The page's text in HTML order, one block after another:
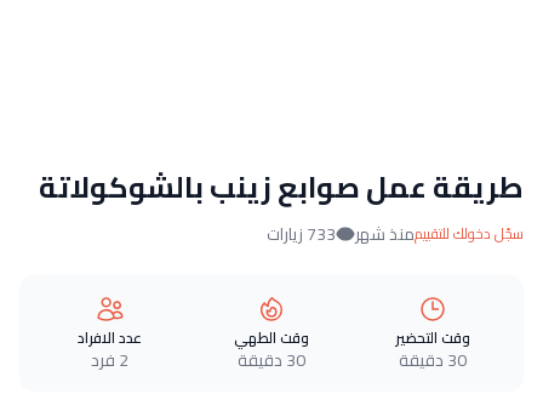
طريقة عمل صوابع زينب بالشوكولاتة
سجّل دخولك للتقييممنذ شهر 733 زيارات
وقت التحضير
30 دقيقة
وقت الطهي
30 دقيقة
عدد الافراد
2 فرد